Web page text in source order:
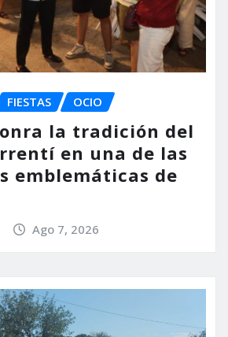
FIESTAS OCIO
la tradición del
en una de las
emblemáticas de
Ago 7, 2026